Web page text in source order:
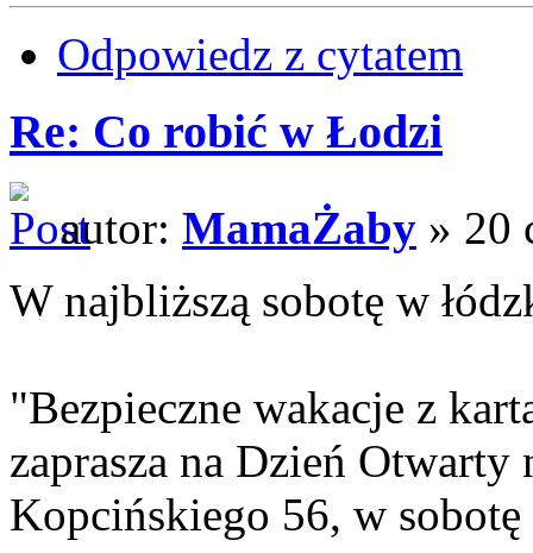
Odpowiedz z cytatem
Re: Co robić w Łodzi
autor: MamaŻaby » 20
W najbliższą sobotę w
"Bezpieczne wakacje z
zaprasza na Dzień
Kopcińskiego 56, w